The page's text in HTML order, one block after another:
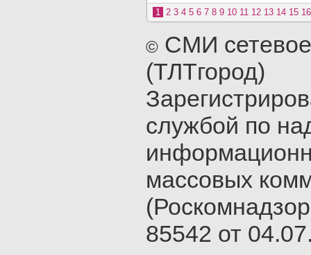
1 2 3 4 5 6 7 8 9 10 11 12 13 14 15 16
© СМИ
(ТЛТгород)
службой по
массовых
85542 от